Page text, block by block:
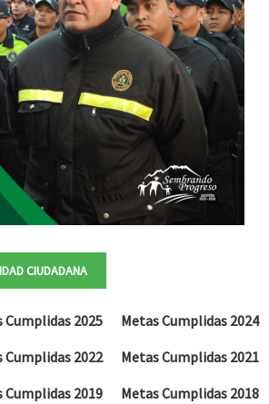
CIUDADANA
Cumplidas 2025
Metas Cumplidas 2024
Cumplidas 2022
Metas Cumplidas 2021
Cumplidas 2019
Metas Cumplidas 2018